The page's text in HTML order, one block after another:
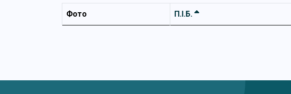
Фото П.І.Б.